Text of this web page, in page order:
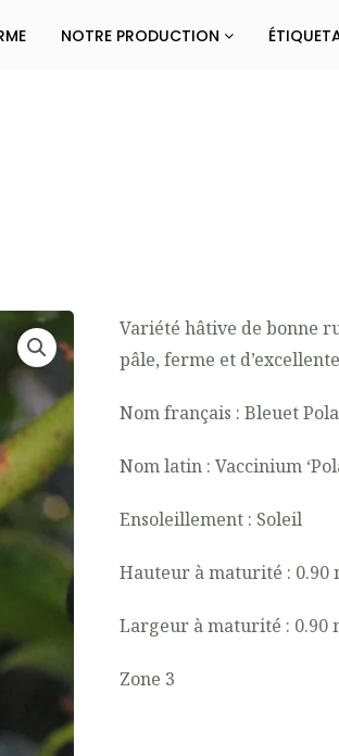
NOTRE PRODUCTION
Variété hâtive de bonne
pâle, ferme et
Nom français : Bleuet
Nom latin : Vaccinium
Ensoleillement : Soleil
Hauteur à maturité : 0.90
Largeur à maturité : 0.90
Zone 3